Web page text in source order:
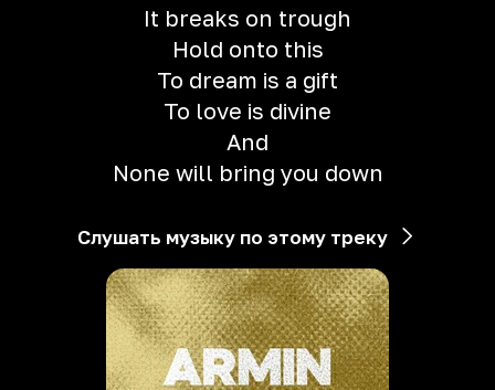
It breaks on trough
Hold onto this
To dream is a gift
To love is divine
And
None will bring you down
Слушать музыку по этому треку